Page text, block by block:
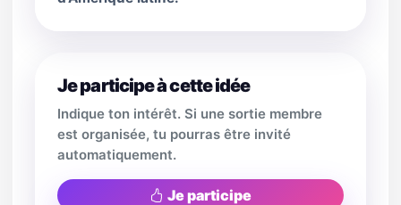
Je participe à cette idée
Indique ton intérêt. Si une sortie membre
est organisée, tu pourras être invité
automatiquement.
Je participe